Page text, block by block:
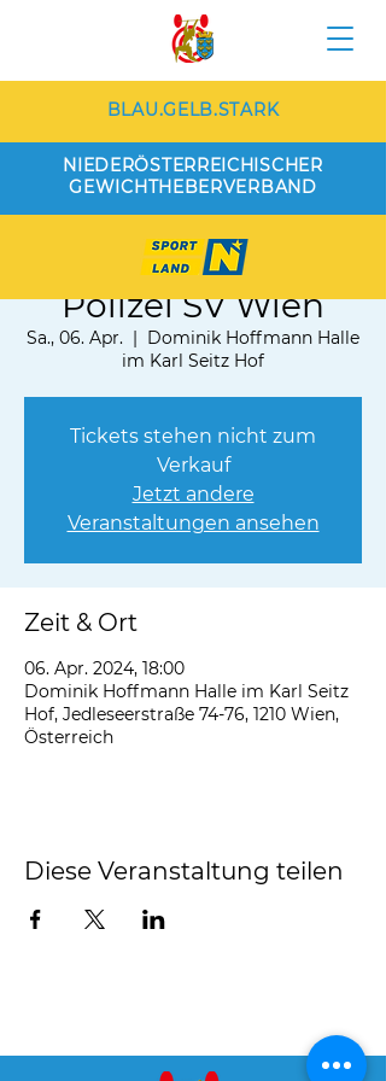
BLAU.GELB.STARK
NIEDERÖSTERREICHISCHER
GEWICHTHEBERVERBAND
AK Nord Wien vs.
Polizei SV Wien
Sa., 06. Apr.
  |
Dominik Hoffmann Halle
im Karl Seitz Hof
Tickets stehen nicht zum
Verkauf
Jetzt andere
Veranstaltungen ansehen
Zeit & Ort
06. Apr. 2024, 18:00
Dominik Hoffmann Halle im Karl Seitz
Hof, Jedleseerstraße 74-76, 1210 Wien,
Österreich
Diese Veranstaltung teilen